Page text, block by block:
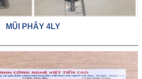
MŨI PHÂY 4LY